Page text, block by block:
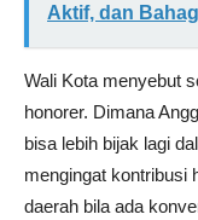
Aktif, dan
Wali Kota menyebut
honorer. Dimana
bisa lebih bijak lagi
mengingat kontribusi
daerah bila ada